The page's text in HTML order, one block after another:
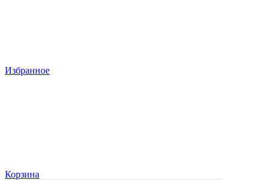
Избранное
Корзина